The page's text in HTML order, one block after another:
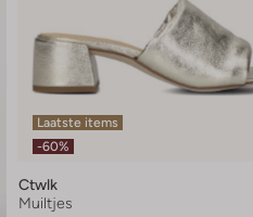
Laatste items
-60%
Ctwlk
Muiltjes